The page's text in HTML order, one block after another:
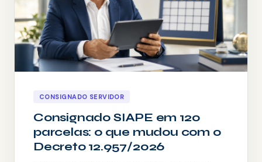
Reforma
Serviços
Residencial
CONSIGNADO SERVIDOR
Consignado SIAPE em 120
parcelas: o que mudou com o
Decreto 12.957/2026